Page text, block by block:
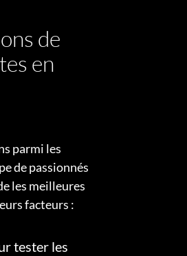
de
en
parmi les
de passionnés
les meilleures
facteurs :
tester les